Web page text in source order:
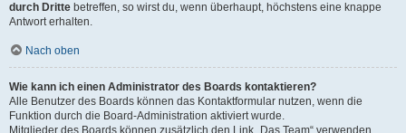
durch Dritte betreffen, so wirst du, wenn überhaupt, höchstens eine knappe
Antwort erhalten.
Nach oben
Wie kann ich einen Administrator des Boards kontaktieren?
Alle Benutzer des Boards können das Kontaktformular nutzen, wenn die
Funktion durch die Board-Administration aktiviert wurde.
Mitglieder des Boards können zusätzlich den Link „Das Team“ verwenden.